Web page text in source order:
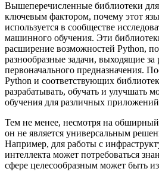
Вышеперечисленные библиотеки для
ключевым фактором, почему этот
используется в сообществе
машинного обучения. Эти
расширение возможностей Python,
разнообразные задачи, выходящие за
первоначального предназначения.
Python и соответствующих
разрабатывать, обучать и улучшать
обучения для различных
Тем не менее, несмотря на
он не является универсальным
Например, для работы с
интеллекта может потребоваться
сфере целесообразным может быть